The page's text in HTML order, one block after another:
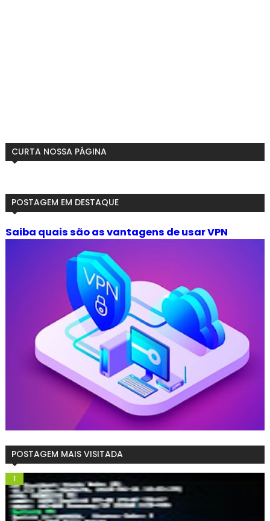
CURTA NOSSA PÁGINA
POSTAGEM EM DESTAQUE
Saiba quais são as vantagens de usar VPN
POSTAGEM MAIS VISITADA